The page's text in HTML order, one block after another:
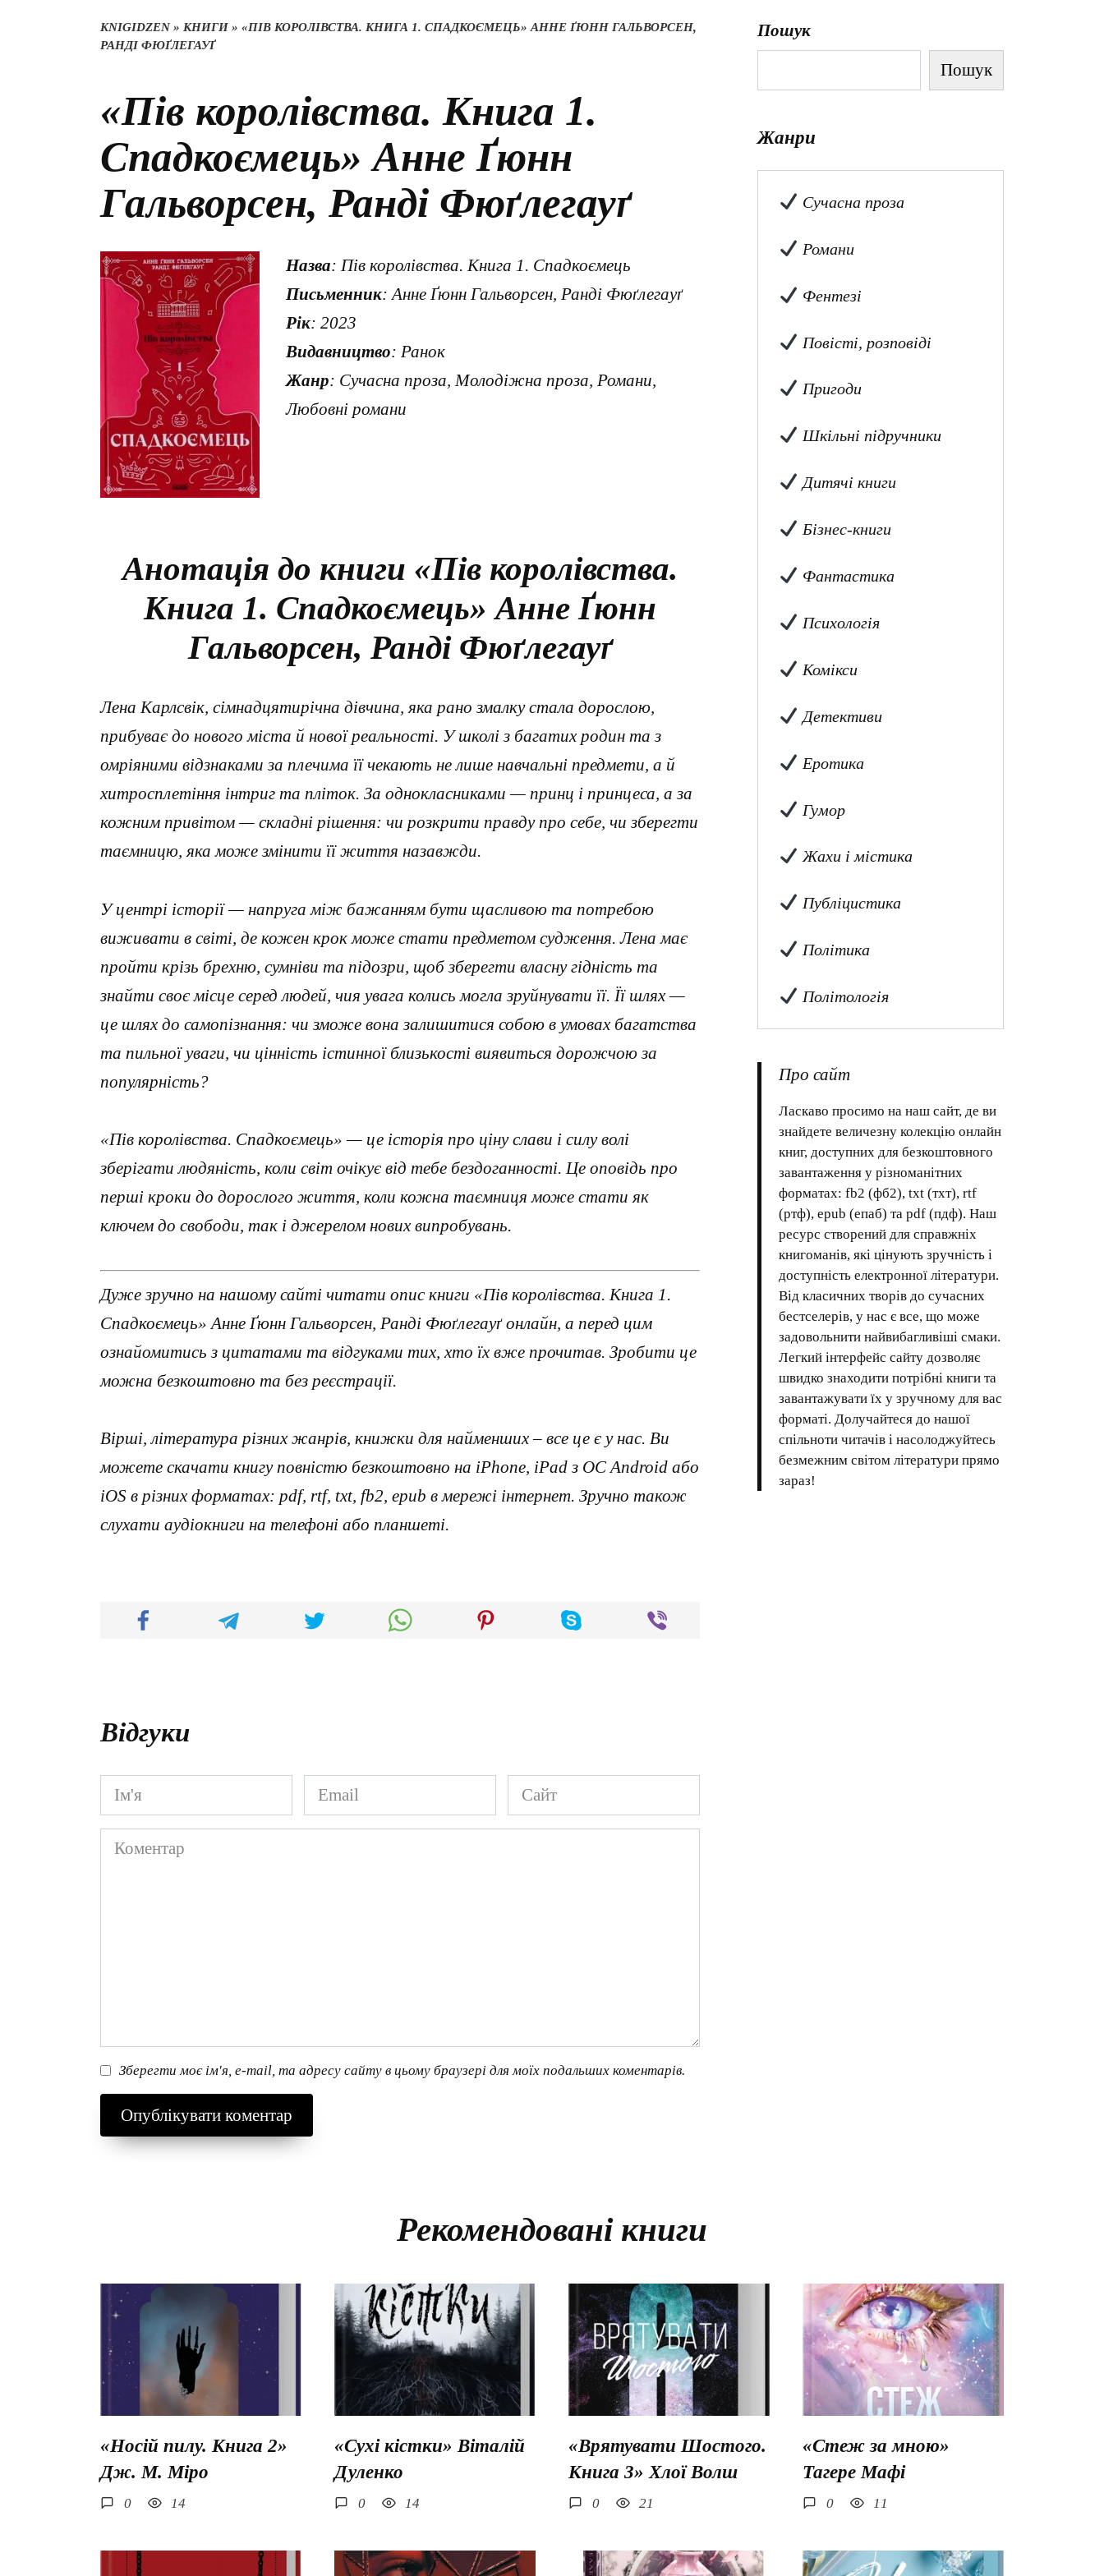
KNIGIDZEN» КНИГИ » «ПІВ КОРОЛІВСТВА. КНИГА 1. СПАДКОЄМЕЦЬ» АННЕ ҐЮНН ГАЛЬВОРСЕН,
РАНДІ ФЮҐЛЕГАУҐ
«Пів королівства. Книга 1.
Спадкоємець» Анне Ґюнн
Гальворсен, Ранді Фюґлегауґ
Назва: Пів королівства. Книга 1. Спадкоємець
Письменник: Анне Ґюнн Гальворсен, Ранді Фюґлегауґ
Рік: 2023
Видавництво: Ранок
Жанр: Сучасна проза, Молодіжна проза, Романи,
Любовні романи
Анотація до книги «Пів королівства.
Книга 1. Спадкоємець» Анне Ґюнн
Гальворсен, Ранді Фюґлегауґ
Лена Карлсвік, сімнадцятирічна дівчина, яка рано змалку стала дорослою,
прибуває до нового міста й нової реальності. У школі з багатих родин та з
омріяними відзнаками за плечима її чекають не лише навчальні предмети, а й
хитросплетіння інтриг та пліток. За однокласниками — принц і принцеса, а за
кожним привітом — складні рішення: чи розкрити правду про себе, чи зберегти
таємницю, яка може змінити її життя назавжди.
У центрі історії — напруга між бажанням бути щасливою та потребою
виживати в світі, де кожен крок може стати предметом судження. Лена має
пройти крізь брехню, сумніви та підозри, щоб зберегти власну гідність та
знайти своє місце серед людей, чия увага колись могла зруйнувати її. Її шлях —
це шлях до самопізнання: чи зможе вона залишитися собою в умовах багатства
та пильної уваги, чи цінність істинної близькості виявиться дорожчою за
популярність?
«Пів королівства. Спадкоємець» — це історія про ціну слави і силу волі
зберігати людяність, коли світ очікує від тебе бездоганності. Це оповідь про
перші кроки до дорослого життя, коли кожна таємниця може стати як
ключем до свободи, так і джерелом нових випробувань.
Дуже зручно на нашому сайті читати опис книги «Пів королівства. Книга 1.
Спадкоємець» Анне Ґюнн Гальворсен, Ранді Фюґлегауґ онлайн, а перед цим
ознайомитись з цитатами та відгуками тих, хто їх вже прочитав. Зробити це
можна безкоштовно та без реєстрації.
Вірші, література різних жанрів, книжки для найменших – все це є у нас. Ви
можете скачати книгу повністю безкоштовно на iPhone, iPad з ОС Android або
iOS в різних форматах: pdf, rtf, txt, fb2, epub в мережі інтернет. Зручно також
слухати аудіокниги на телефоні або планшеті.
Відгуки
Ім'я
*
Email
*
Сайт
Коментар
Зберегти моє ім'я, e-mail, та адресу сайту в цьому браузері для моїх подальших коментарів.
Пошук
Пошук
Жанри
Сучасна проза
Романи
Фентезі
Повісті, розповіді
Пригоди
Шкільні підручники
Дитячі книги
Бізнес-книги
Фантастика
Психологія
Комікси
Детективи
Еротика
Гумор
Жахи і містика
Публіцистика
Політика
Політологія
Про сайт
Ласкаво просимо на наш сайт, де ви
знайдете величезну колекцію онлайн
книг, доступних для безкоштовного
завантаження у різноманітних
форматах: fb2 (фб2), txt (тхт), rtf
(ртф), epub (епаб) та pdf (пдф). Наш
ресурс створений для справжніх
книгоманів, які цінують зручність і
доступність електронної літератури.
Від класичних творів до сучасних
бестселерів, у нас є все, що може
задовольнити найвибагливіші смаки.
Легкий інтерфейс сайту дозволяє
швидко знаходити потрібні книги та
завантажувати їх у зручному для вас
форматі. Долучайтеся до нашої
спільноти читачів і насолоджуйтесь
безмежним світом літератури прямо
зараз!
Рекомендовані книги
«Носій пилу. Книга 2»
Дж. М. Міро
0 14
«Сухі кістки» Віталій
Дуленко
0 14
«Врятувати Шостого.
Книга 3» Хлої Волш
0 21
«Стеж за мною»
Тагере Мафі
0 11